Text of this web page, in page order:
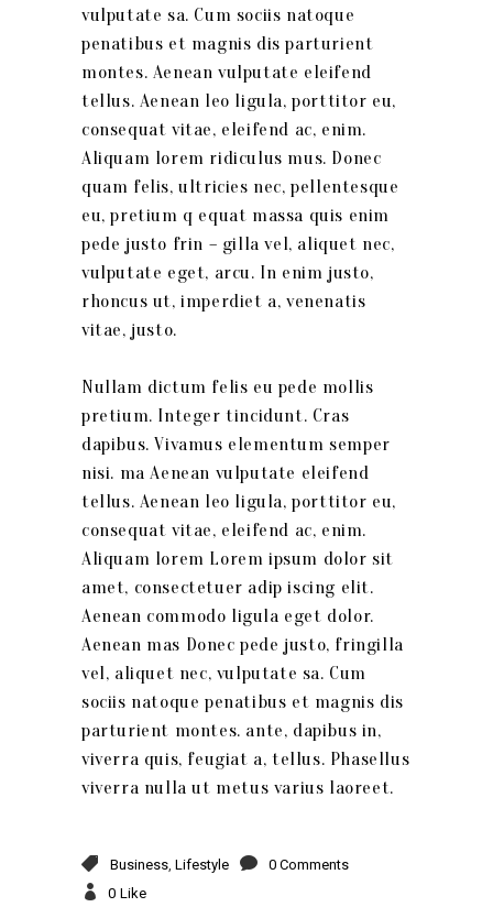
vulputate sa. Cum sociis natoque
penatibus et magnis dis parturient
montes. Aenean vulputate eleifend
tellus. Aenean leo ligula, porttitor eu,
consequat vitae, eleifend ac, enim.
Aliquam lorem ridiculus mus. Donec
quam felis, ultricies nec, pellentesque
eu, pretium q equat massa quis enim
pede justo frin – gilla vel, aliquet nec,
vulputate eget, arcu. In enim justo,
rhoncus ut, imperdiet a, venenatis
vitae, justo.
Nullam dictum felis eu pede mollis
pretium. Integer tincidunt. Cras
dapibus. Vivamus elementum semper
nisi. ma Aenean vulputate eleifend
tellus. Aenean leo ligula, porttitor eu,
consequat vitae, eleifend ac, enim.
Aliquam lorem Lorem ipsum dolor sit
amet, consectetuer adip iscing elit.
Aenean commodo ligula eget dolor.
Aenean mas Donec pede justo, fringilla
vel, aliquet nec, vulputate sa. Cum
sociis natoque penatibus et magnis dis
parturient montes. ante, dapibus in,
viverra quis, feugiat a, tellus. Phasellus
viverra nulla ut metus varius laoreet.
Business Lifestyle
0 Comments
0 Like